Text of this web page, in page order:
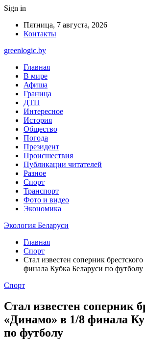
Sign in
Пятница, 7 августа, 2026
Контакты
greenlogic.by
Главная
В мире
Афиша
Граница
ДТП
Интересное
История
Общество
Погода
Президент
Происшествия
Публикации читателей
Разное
Спорт
Транспорт
Фото и видео
Экономика
Экология Беларуси
Главная
Спорт
Стал известен соперник
финала Кубка Беларуси по футболу
Спорт
Стал известен соперник
«Динамо» в 1/8 финала
по футболу